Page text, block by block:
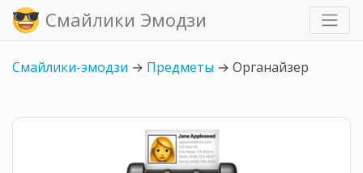
Смайлики Эмодзи
Смайлики-эмодзи → Предметы → Органайзер